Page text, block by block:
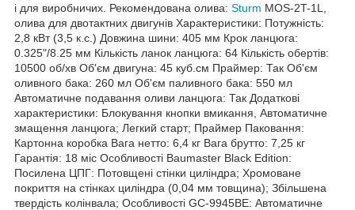
і для виробничих. Рекомендована олива: Sturm MOS-2T-1L,
олива для двотактних двигунів Характеристики: Потужність:
2,8 кВт (3,5 к.с.) Довжина шини: 405 мм Крок ланцюга:
0.325"/8.25 мм Кількість ланок ланцюга: 64 Кількість обертів:
10500 об/хв Об'єм двигуна: 45 куб.см Праймер: Так Об'єм
оливного бака: 260 мл Об'єм паливного бака: 550 мл
Автоматичне подавання оливи ланцюга: Так Додаткові
характеристики: Блокування кнопки вмикання, Автоматичне
змащення ланцюга; Легкий старт; Праймер Паковання:
Картонна коробка Вага нетто: 6,4 кг Вага брутто: 7,25 кг
Гарантія: 18 міс Особливості Baumaster Black Edition:
Посилена ЦПГ: Потовщені стінки циліндра; Хромоване
покриття на стінках циліндра (0,04 мм товщина); Збільшена
твердість колінвала; Особливості GC-9945BE: Автоматичне